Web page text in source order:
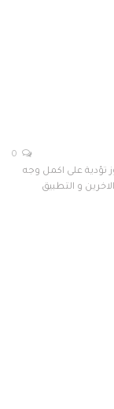
تؤدية على اكمل وجه
و التطبيق